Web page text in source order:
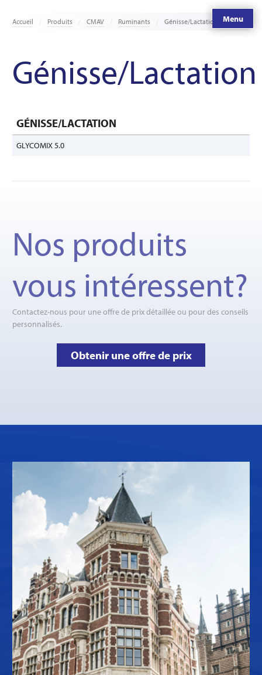
Menu
Accueil Produits CMAV Ruminants Génisse/Lactation
Génisse/Lactation
GÉNISSE/LACTATION
GLYCOMIX 5.0
Nos produits
vous intéressent?
Contactez-nous pour une offre de prix détaillée ou pour des conseils
personnalisés.
Obtenir une offre de prix